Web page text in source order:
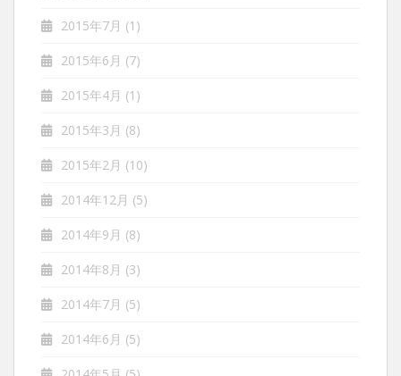
2015年7月 (1)
2015年6月 (7)
2015年4月 (1)
2015年3月 (8)
2015年2月 (10)
2014年12月 (5)
2014年9月 (8)
2014年8月 (3)
2014年7月 (5)
2014年6月 (5)